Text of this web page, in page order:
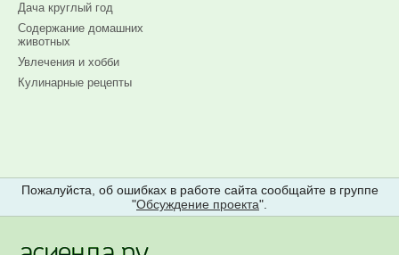
Дача круглый год
Содержание домашних
животных
Увлечения и хобби
Кулинарные рецепты
Пожалуйста, об ошибках в работе сайта сообщайте в группе
"Обсуждение проекта".